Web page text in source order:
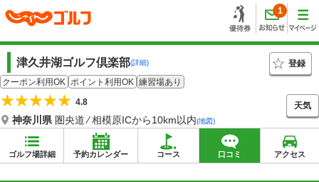
1
津久井湖ゴルフ倶楽部(詳細)
登録
クーポン利用OK ポイント利用OK 練習場あり
4.8
神奈川県 圏央道 ⁄ 相模原ICから10km以内(地図)
天気
ゴルフ場詳細 予約カレンダー コース 口コミ アクセス